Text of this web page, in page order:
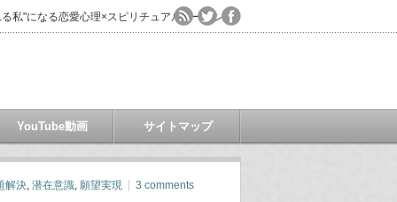
私"になる恋愛心理×スピリチュアルコーチング
YouTube動画 サイトマップ
解決, 潜在意識, 願望実現 3 comments